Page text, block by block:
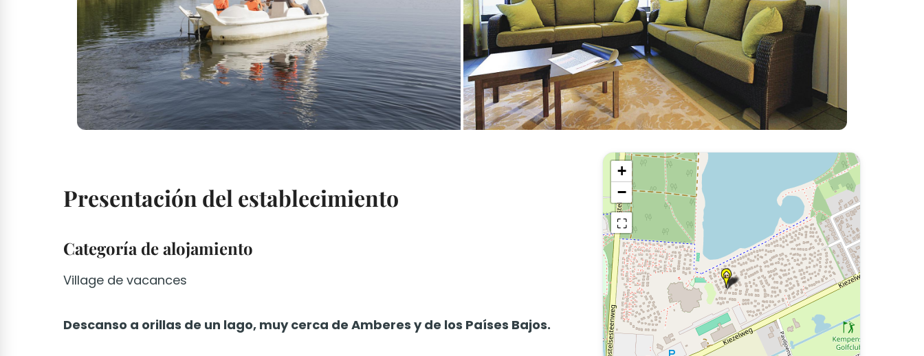
Presentación del establecimiento
Categoría de alojamiento
Village de vacances
Descanso a orillas de un lago, muy cerca de Amberes y de los Países Bajos.
+
−
⛶